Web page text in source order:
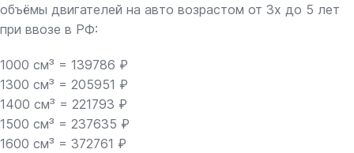
объёмы двигателей на авто возрастом от 3х до 5 лет
при ввозе в РФ:
1000 см³ = 139786 ₽
1300 см³ = 205951 ₽
1400 см³ = 221793 ₽
1500 см³ = 237635 ₽
1600 см³ = 372761 ₽